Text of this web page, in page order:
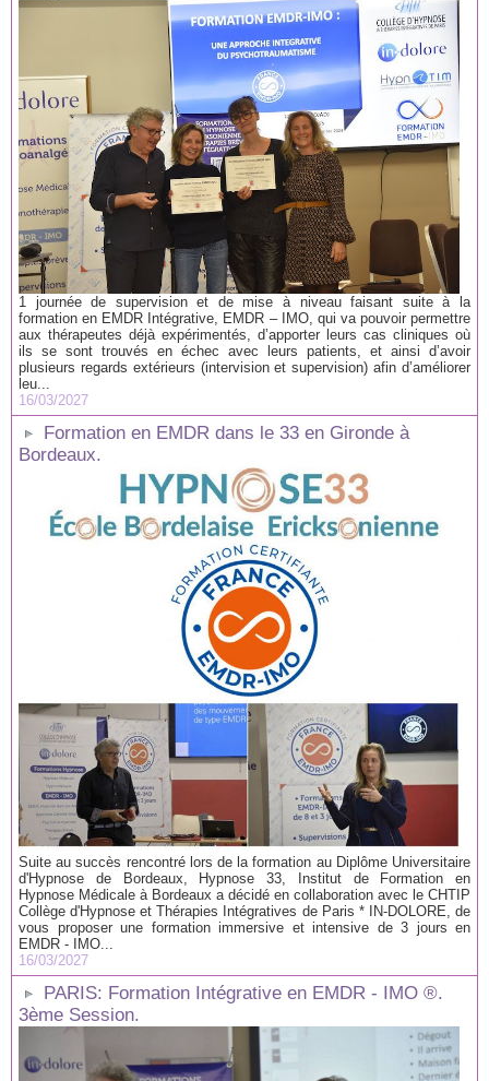
1 journée de supervision et de mise à niveau faisant suite à la
formation en EMDR Intégrative, EMDR – IMO, qui va pouvoir permettre
aux thérapeutes déjà expérimentés, d’apporter leurs cas cliniques où
ils se sont trouvés en échec avec leurs patients, et ainsi d’avoir
plusieurs regards extérieurs (intervision et supervision) afin d’améliorer
leu...
16/03/2027
Formation en EMDR dans le 33 en Gironde à
Bordeaux.
Suite au succès rencontré lors de la formation au Diplôme Universitaire
d'Hypnose de Bordeaux, Hypnose 33, Institut de Formation en
Hypnose Médicale à Bordeaux a décidé en collaboration avec le CHTIP
Collège d'Hypnose et Thérapies Intégratives de Paris * IN-DOLORE, de
vous proposer une formation immersive et intensive de 3 jours en
EMDR - IMO...
16/03/2027
PARIS: Formation Intégrative en EMDR - IMO ®.
3ème Session.